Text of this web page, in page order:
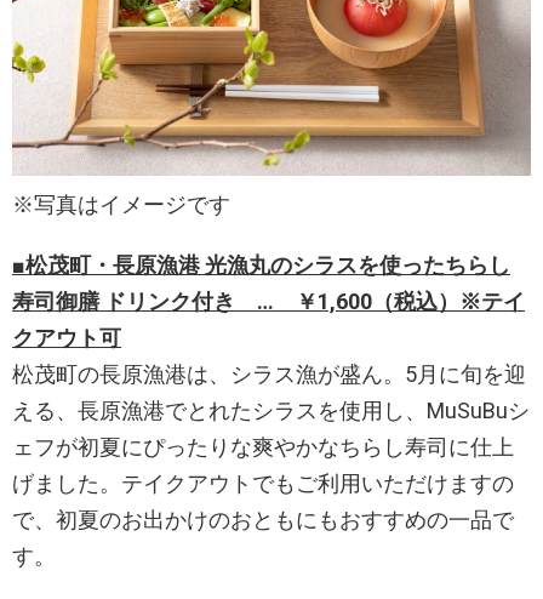
※写真はイメージです
■松茂町・長原漁港 光漁丸のシラスを使ったちらし
寿司御膳 ドリンク付き … ￥1,600（税込）※テイ
クアウト可
松茂町の長原漁港は、シラス漁が盛ん。5月に旬を迎
える、長原漁港でとれたシラスを使用し、MuSuBuシ
ェフが初夏にぴったりな爽やかなちらし寿司に仕上
げました。テイクアウトでもご利用いただけますの
で、初夏のお出かけのおともにもおすすめの一品で
す。